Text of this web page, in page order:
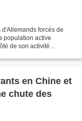
forcés de
population active
de son activité
en Chine et
chute des